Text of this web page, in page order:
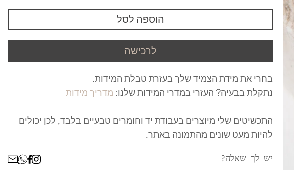
הוספה לסל
לרכישה
בחרי את מידת הצמיד שלך בעזרת טבלת המידות.
נתקלת בבעיה? העזרי במדרי המידות שלנו: מדריך מידות
התכשיטים שלי מיוצרים בעבודת יד וחומרים טבעיים בלבד, לכן יכולים
להיות מעט שונים מהתמונה באתר.
יש לך שאלה?